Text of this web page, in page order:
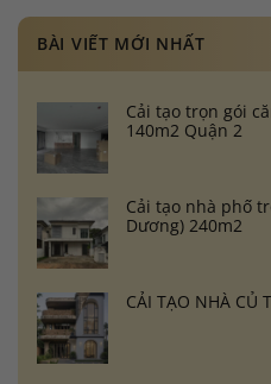
BÀI VIẾT MỚI NHẤT
Cải tạo trọn gói
140m2 Quận 2
Cải tạo nhà phố
Dương) 240m2
CẢI TẠO NHÀ CỦ